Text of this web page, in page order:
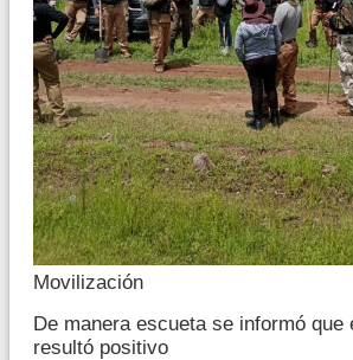
Movilización
De manera escueta se informó que
resultó positivo